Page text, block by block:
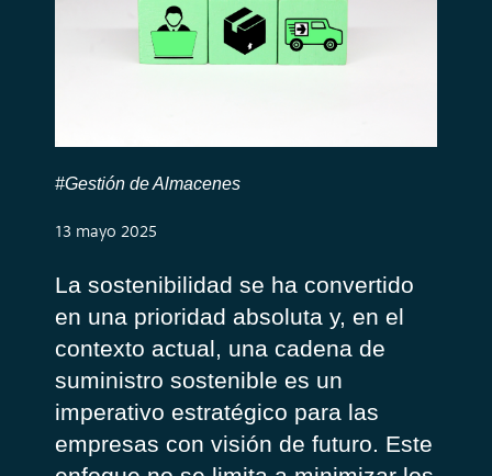
#Gestión de Almacenes
13 mayo 2025
La sostenibilidad se ha convertido
en una prioridad absoluta y, en el
contexto actual, una cadena de
suministro sostenible es un
imperativo estratégico para las
empresas con visión de futuro. Este